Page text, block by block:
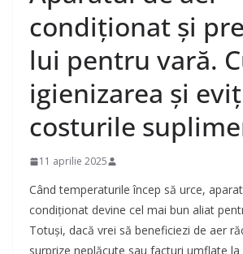
condiționat și
lui pentru vară.
igienizarea și
costurile
11 aprilie 2025
Când temperaturile încep să urce,
condiționat devine cel mai bun aliat
Totuși, dacă vrei să beneficiezi de aer
surprize neplăcute sau facturi umflate la